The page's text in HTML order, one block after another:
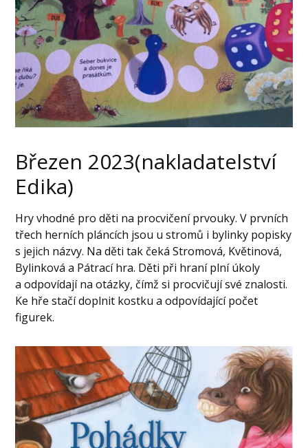
Březen 2023(nakladatelství
Edika)
Hry vhodné pro děti na procvičení prvouky. V prvních
třech herních pláncích jsou u stromů i bylinky popisky
s jejich názvy. Na děti tak čeká Stromová, Květinová,
Bylinková a Pátrací hra. Děti při hraní plní úkoly
a odpovídají na otázky, čímž si procvičují své znalosti.
Ke hře stačí doplnit kostku a odpovídající počet
figurek.